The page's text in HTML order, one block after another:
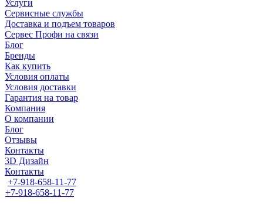
Услуги
Сервисные службы
Доставка и подъем товаров
Сервес Профи на связи
Блог
Бренды
Как купить
Условия оплаты
Условия доставки
Гарантия на товар
Компания
О компании
Блог
Отзывы
Контакты
3D Дизайн
Контакты
+7-918-658-11-77
+7-918-658-11-77